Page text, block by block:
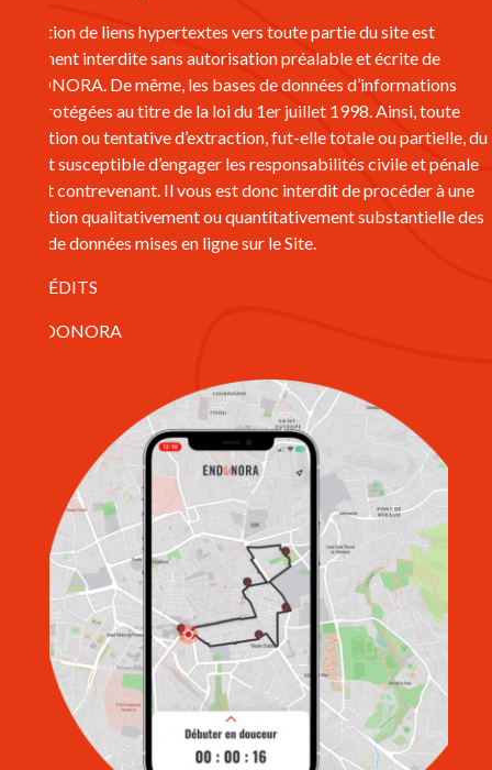
L’insertion de liens hypertextes vers toute partie du site est
également interdite sans autorisation préalable et écrite de
ENDONORA. De même, les bases de données d’informations
sont protégées au titre de la loi du 1er juillet 1998. Ainsi, toute
extraction ou tentative d’extraction, fut-elle totale ou partielle, du
Site est susceptible d’engager les responsabilités civile et pénale
de tout contrevenant. Il vous est donc interdit de procéder à une
extraction qualitativement ou quantitativement substantielle des
bases de données mises en ligne sur le Site.
7 – CRÉDITS
© ENDONORA